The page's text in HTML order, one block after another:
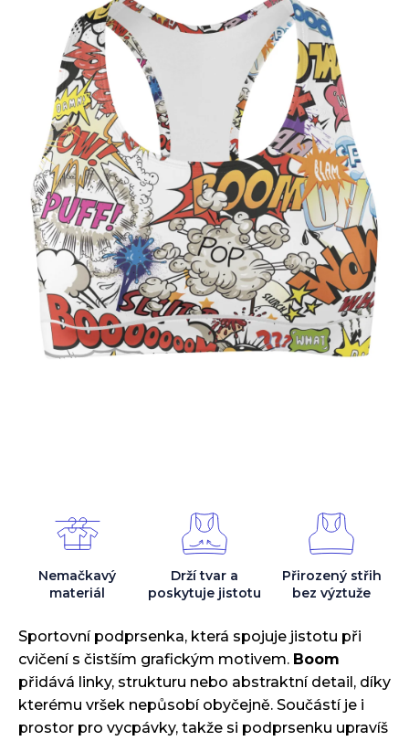
Sportovní podprsenka, která spojuje jistotu při
cvičení s čistším grafickým motivem. Boom
přidává linky, strukturu nebo abstraktní detail, díky
kterému vršek nepůsobí obyčejně. Součástí je i
prostor pro vycpávky, takže si podprsenku upravíš
Nemačkavý
materiál
Drží tvar a
poskytuje jistotu
Přirozený střih
bez výztuže